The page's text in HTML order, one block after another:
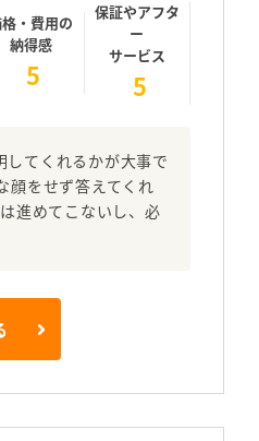
・費用の
納得感
5
保証やアフタ
ー
サービス
5
てくれるかが大事で
顔をせず答えてくれ
進めてこないし、必